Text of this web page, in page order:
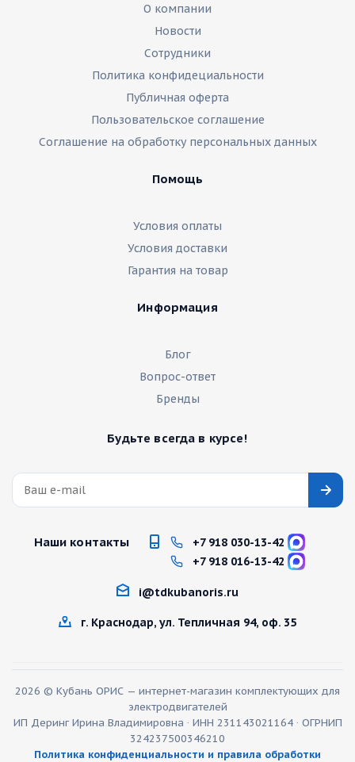
О компании
Новости
Сотрудники
Политика конфидециальности
Публичная оферта
Пользовательское соглашение
Соглашение на обработку персональных данных
Помощь
Условия оплаты
Условия доставки
Гарантия на товар
Информация
Блог
Вопрос-ответ
Бренды
Будьте всегда в курсе!
Наши контакты
+7 918 030-13-42
+7 918 016-13-42
i@tdkubanoris.ru
г. Краснодар, ул. Тепличная 94, оф. 35
2026 © Кубань ОРИС — интернет-магазин комплектующих для
электродвигателей
ИП Деринг Ирина Владимировна · ИНН 231143021164 · ОГРНИП
324237500346210
Политика конфиденциальности и правила обработки